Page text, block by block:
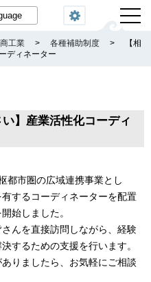
閲覧機能
商工業 > 各種補助制度 >
【相
ディネーター
い】産業活性化コーディ
都市圏の広域連携事業とし
するコーディネーターを配置
始しました。
んを直接訪問しながら、経験
するための支援を行います。
りましたら、お気軽にご相談